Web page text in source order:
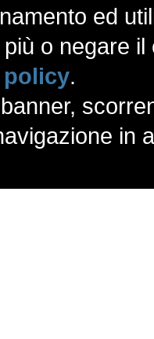
ed
o negare
.
in